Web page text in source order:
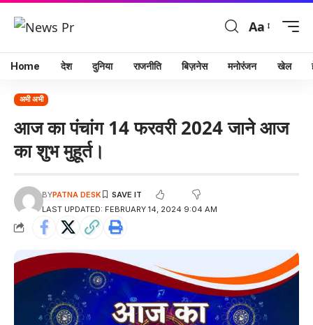
Aa
Home देश दुनिया राजनीति बिज़नेस मनोरंजन खेल
अभी अभी
आज का पंचांग 14 फरवरी 2024 जाने आज
का शुभ मुहूर्त।
LAST UPDATED: FEBRUARY 14, 2024 9:04 AM
BYPATNA DESK